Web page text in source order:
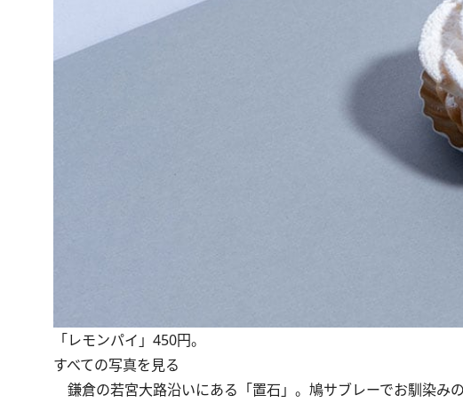
「レモンパイ」450円。
すべての写真を見る
鎌倉の若宮大路沿いにある「置石」。鳩サブレーでお馴染み